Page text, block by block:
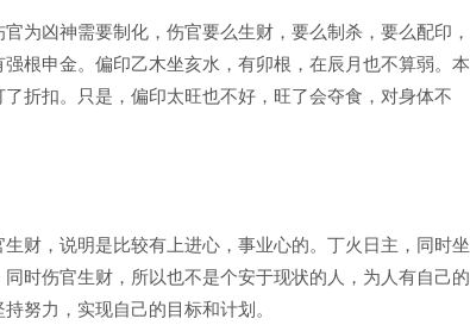
官为凶神需要制化，伤官要么生财，要么制杀，要么配印，
根申金。偏印乙木坐亥水，有卯根，在辰月也不算弱。本
折扣。只是，偏印太旺也不好，旺了会夺食，对身体不
财，说明是比较有上进心，事业心的。丁火日主，同时坐
时伤官生财，所以也不是个安于现状的人，为人有自己的
努力，实现自己的目标和计划。